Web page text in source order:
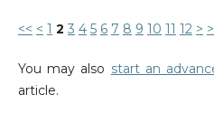
<< < 1 2 3 4 5 6 7 8 9 10 11 12 >
You may also start an
article.